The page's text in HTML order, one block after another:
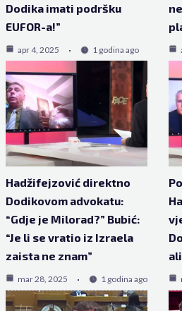
Dodika imati podršku
EUFOR-a!”
apr 4, 2025 1 godina ago
Hadžifejzović direktno
Dodikovom advokatu:
“Gdje je Milorad?” Bubić:
“Je li se vratio iz Izraela
zaista ne znam”
mar 28, 2025 1 godina ago